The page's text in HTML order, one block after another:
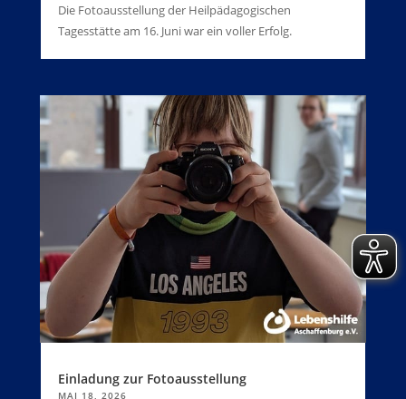
Die Fotoausstellung der Heilpädagogischen
Tagesstätte am 16. Juni war ein voller Erfolg.
Einladung zur Fotoausstellung
MAI 18, 2026